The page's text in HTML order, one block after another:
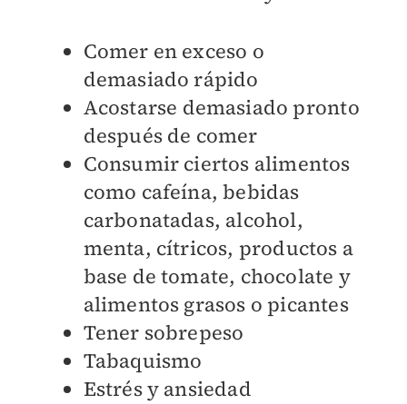
Comer en exceso o
demasiado rápido
Acostarse demasiado pronto
después de comer
Consumir ciertos alimentos
como cafeína, bebidas
carbonatadas, alcohol,
menta, cítricos, productos a
base de tomate, chocolate y
alimentos grasos o picantes
Tener sobrepeso
Tabaquismo
Estrés y ansiedad